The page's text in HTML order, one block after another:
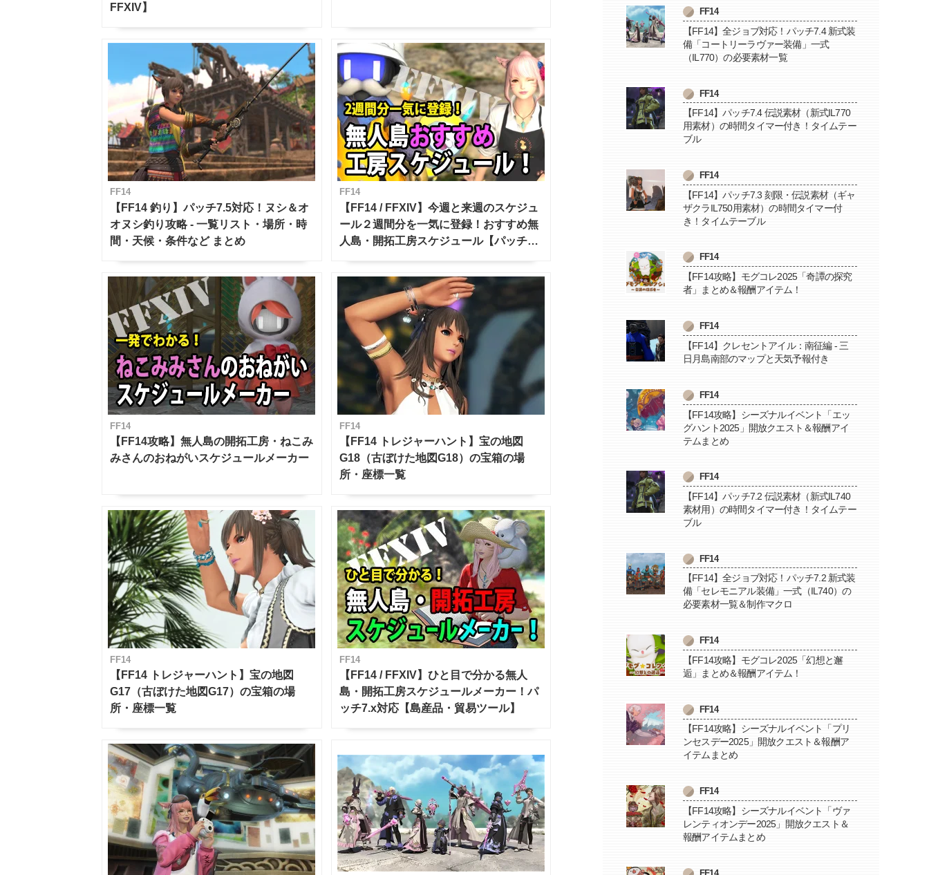
FFXIV】
FF14
【FF14 釣り】パッチ7.5対応！ヌシ＆オ
オヌシ釣り攻略 - 一覧リスト・場所・時
間・天候・条件など まとめ
FF14
【FF14 / FFXIV】今週と来週のスケジュ
ール２週間分を一気に登録！おすすめ無
人島・開拓工房スケジュール【パッチ7.x
FF14
【FF14攻略】無人島の開拓工房・ねこみ
みさんのおねがいスケジュールメーカー
FF14
【FF14 トレジャーハント】宝の地図
G18（古ぼけた地図G18）の宝箱の場
所・座標一覧
FF14
【FF14 トレジャーハント】宝の地図
G17（古ぼけた地図G17）の宝箱の場
所・座標一覧
FF14
【FF14 / FFXIV】ひと目で分かる無人
島・開拓工房スケジュールメーカー！パ
ッチ7.x対応【島産品・貿易ツール】
FF14
【FF14】全ジョブ対応！パッチ7.4 新式装
備「コートリーラヴァー装備」一式
（IL770）の必要素材一覧
FF14
【FF14】パッチ7.4 伝説素材（新式IL770
用素材）の時間タイマー付き！タイムテー
ブル
FF14
【FF14】パッチ7.3 刻限・伝説素材（ギャ
ザクラIL750用素材）の時間タイマー付
き！タイムテーブル
FF14
【FF14攻略】モグコレ2025「奇譚の探究
者」まとめ＆報酬アイテム！
FF14
【FF14】クレセントアイル：南征編 - 三
日月島南部のマップと天気予報付き
FF14
【FF14攻略】シーズナルイベント「エッ
グハント2025」開放クエスト＆報酬アイ
テムまとめ
FF14
【FF14】パッチ7.2 伝説素材（新式IL740
素材用）の時間タイマー付き！タイムテー
ブル
FF14
【FF14】全ジョブ対応！パッチ7.2 新式装
備「セレモニアル装備」一式（IL740）の
必要素材一覧＆制作マクロ
FF14
【FF14攻略】モグコレ2025「幻想と邂
逅」まとめ＆報酬アイテム！
FF14
【FF14攻略】シーズナルイベント「プリ
ンセスデー2025」開放クエスト＆報酬ア
イテムまとめ
FF14
【FF14攻略】シーズナルイベント「ヴァ
レンティオンデー2025」開放クエスト＆
報酬アイテムまとめ